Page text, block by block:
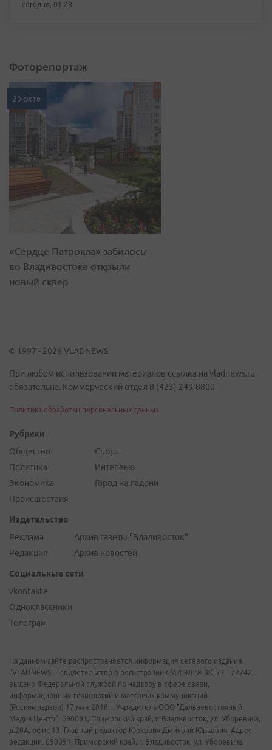
сегодня, 01:28
Фоторепортаж
20 фото
«Сердце Патрокла» забилось:
во Владивостоке открыли
новый сквер
© 1997 - 2026 VLADNEWS
При любом использовании материалов ссылка на vladnews.ru
обязательна. Коммерческий отдел 8 (423) 249-8800
Политика обработки персональных данных
Рубрики
Общество
Политика
Экономика
Происшествия
Спорт
Интервью
Город на ладони
Издательство
Реклама
Редакция
Архив газеты "Владивосток"
Архив новостей
Социальные сети
vkontakte
Одноклассники
Телеграм
На данном сайте распространяется информация сетевого издания
"VLADNEWS" - свидетельство о регистрации СМИ ЭЛ № ФС 77 - 72742,
выдано Федеральной службой по надзору в сфере связи,
информационных технологий и массовых коммуникаций
(Роскомнадзор) 17 мая 2018 г. Учредитель ООО "Дальневосточный
Медиа Центр". 690091, Приморский край, г. Владивосток, ул. Уборевича,
д.20А, офис 13. Главный редактор Юркевич Дмитрий Юрьевич. Адрес
редакции: 690091, Приморский край, г. Владивосток, ул. Уборевича,